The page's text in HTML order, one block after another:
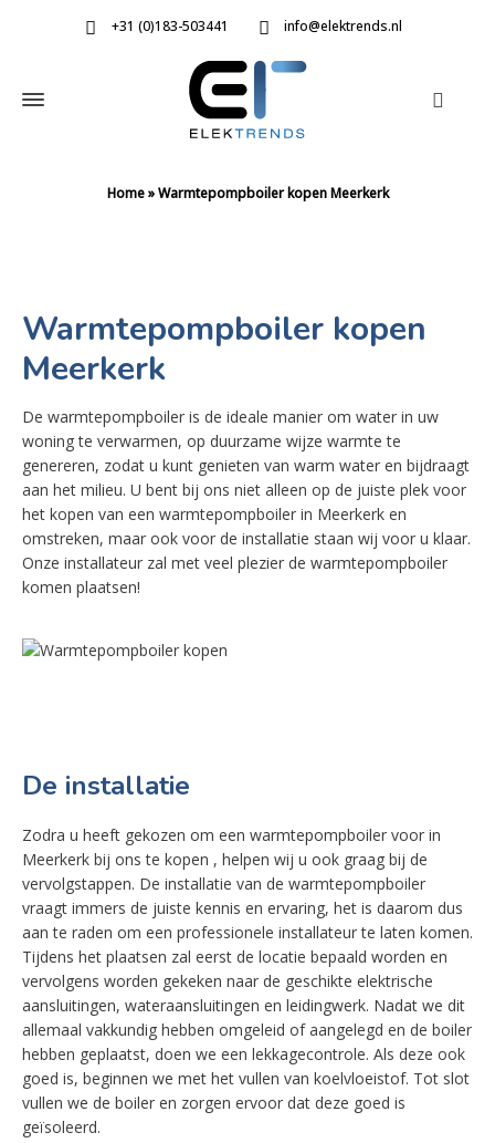
+31 (0)183-503441 info@elektrends.nl
Home»Warmtepompboiler kopen Meerkerk
Warmtepompboiler kopen
Meerkerk
De warmtepompboiler is de ideale manier om water in uw
woning te verwarmen, op duurzame wijze warmte te
genereren, zodat u kunt genieten van warm water en bijdraagt
aan het milieu. U bent bij ons niet alleen op de juiste plek voor
het kopen van een warmtepompboiler in Meerkerk en
omstreken, maar ook voor de installatie staan wij voor u klaar.
Onze installateur zal met veel plezier de warmtepompboiler
komen plaatsen!
De installatie
Zodra u heeft gekozen om een warmtepompboiler voor in
Meerkerk bij ons te kopen , helpen wij u ook graag bij de
vervolgstappen. De installatie van de warmtepompboiler
vraagt immers de juiste kennis en ervaring, het is daarom dus
aan te raden om een professionele installateur te laten komen.
Tijdens het plaatsen zal eerst de locatie bepaald worden en
vervolgens worden gekeken naar de geschikte elektrische
aansluitingen, wateraansluitingen en leidingwerk. Nadat we dit
allemaal vakkundig hebben omgeleid of aangelegd en de boiler
hebben geplaatst, doen we een lekkagecontrole. Als deze ook
goed is, beginnen we met het vullen van koelvloeistof. Tot slot
vullen we de boiler en zorgen ervoor dat deze goed is
geïsoleerd.